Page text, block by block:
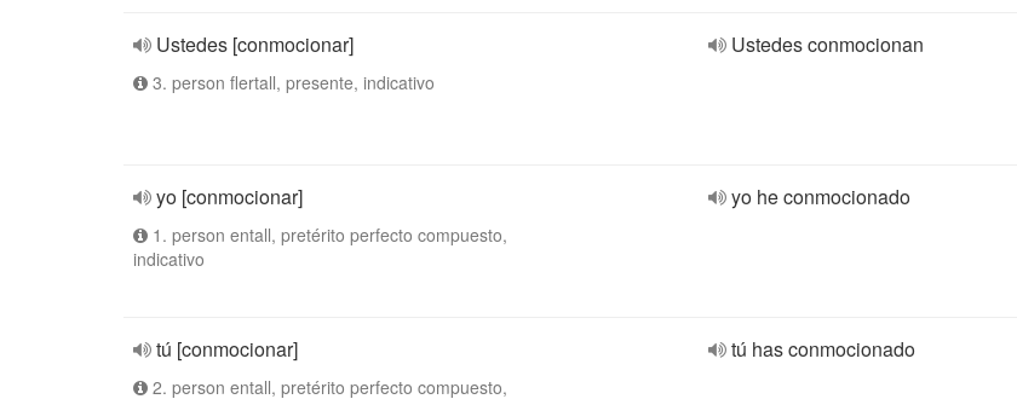
Ustedes [conmocionar]
3. person flertall, presente, indicativo
Ustedes conmocionan
yo [conmocionar]
1. person entall, pretérito perfecto compuesto,
indicativo
yo he conmocionado
tú [conmocionar]
2. person entall, pretérito perfecto compuesto,
tú has conmocionado